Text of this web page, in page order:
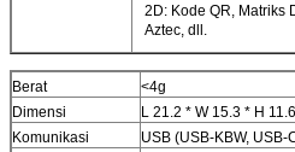
2D: Kode QR, Matriks
Aztec, dll.
Berat
<4g
Dimensi
L 21.2 * W 15.3 * H
Komunikasi
USB (USB-KBW, USB-